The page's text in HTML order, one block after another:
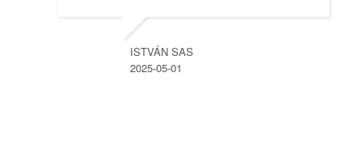
ISTVÁN SAS
2025-05-01